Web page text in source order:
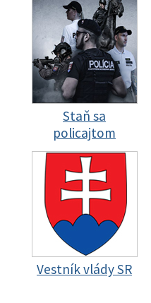
Staň sa
policajtom
Vestník vlády SR